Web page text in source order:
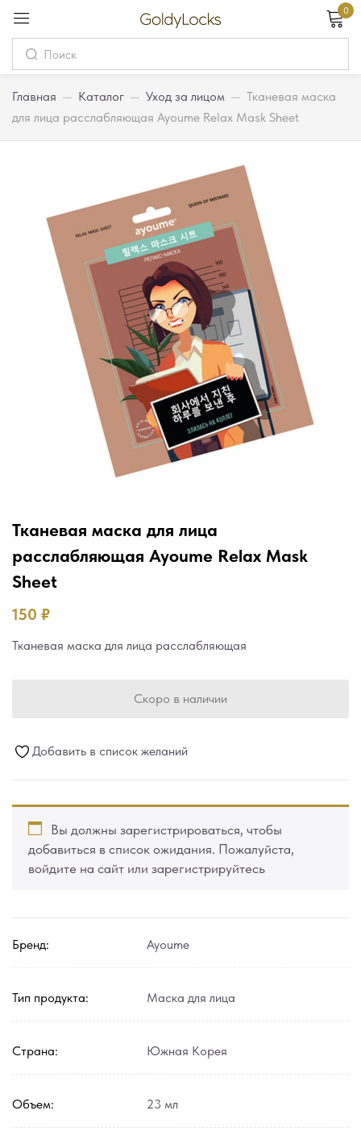
0
Главная — Каталог — Уход за лицом — Тканевая маска
для лица расслабляющая Ayoume Relax Mask Sheet
Тканевая маска для лица
расслабляющая Ayoume Relax Mask
Sheet
150 ₽
Тканевая маска для лица расслабляющая
Скоро в наличии
Добавить в список желаний
Вы должны зарегистрироваться, чтобы
добавиться в список ожидания. Пожалуйста,
войдите на сайт или зарегистрируйтесь
Бренд: Ayoume
Тип продукта: Маска для лица
Страна: Южная Корея
Объем: 23 мл
Вход
Password
Запомнить меня Забыли пароль?
Вход
Регистрация
Или войдите через